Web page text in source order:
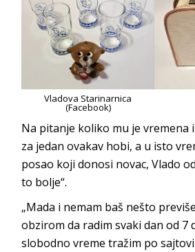
Vladova Starinarnica
(Facebook)
Na pitanje koliko mu je
za jedan ovakav hobi, a u isto
posao koji donosi novac, Vlado
to bolje“.
„Mada i nemam baš nešto
obzirom da radim svaki dan od 7
slobodno vreme tražim po